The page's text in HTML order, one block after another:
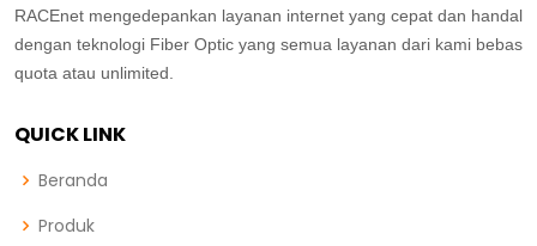
RACEnet mengedepankan layanan internet yang cepat dan handal
dengan teknologi Fiber Optic yang semua layanan dari kami bebas
quota atau unlimited.
QUICK LINK
Beranda
Produk